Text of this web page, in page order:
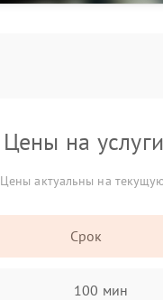
Цены на
Цены актуальны на
Срок
100 мин